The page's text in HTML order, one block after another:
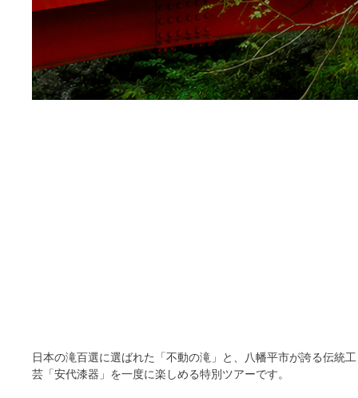
日本の滝百選に選ばれた「不動の滝」と、八幡平市が誇る伝統工
芸「安代漆器」を一度に楽しめる特別ツアーです。